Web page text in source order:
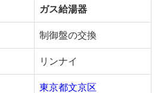
ガス給湯器
制御盤の交換
リンナイ
東京都文京区